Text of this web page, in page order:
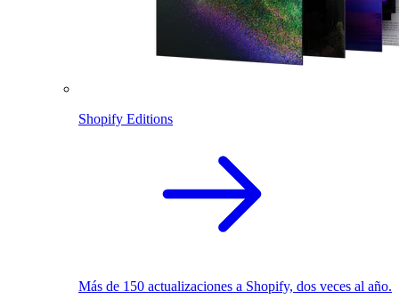
Shopify Editions
Más de 150 actualizaciones a Shopify, dos veces al año.